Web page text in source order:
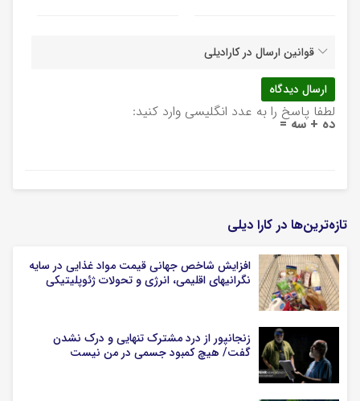
قوانین ارسال در کارادیلی
لطفا پاسخ را به عدد انگلیسی وارد کنید:
ده + سه =
تازه‌ترین‌ها در کارا دیلی
افزایش شاخص جهانی قیمت مواد غذایی در سایه
نگرانیهای اقلیمی، انرژی و تحولات ژئوپلیتیکی
زنجانپور از درد مشترک تنهایی و درک نشدن
گفت/ هیچ کمبود جسمی در من نیست